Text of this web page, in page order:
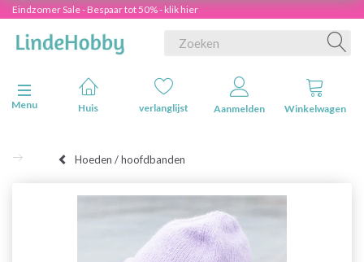
Eindzomer Sale - Bespaar tot 50% - klik hier
Navigatie in-/uitschakelen
Menu
Huis verlanglijst Aanmelden Winkelwagen
Hoeden / hoofdbanden